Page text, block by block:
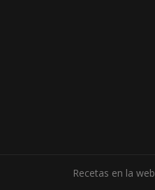
Recetas en la web